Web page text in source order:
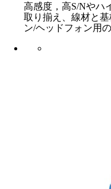
高感度，高S/Nやハ
取り揃え、線材と
ン/ヘッドフォン用